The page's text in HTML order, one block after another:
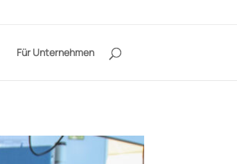
Für Unternehmen